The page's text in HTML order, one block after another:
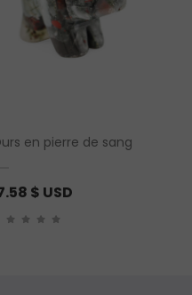
en pierre de sang
$ USD